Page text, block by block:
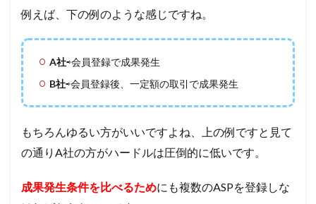
例えば、下の例のような感じですね。
A社⇨会員登録で成果発生
B社⇨会員登録後、一定額の取引で成果発生
もちろんゆるい方がいいですよね、上の例ですと見て
の通りA社の方がハードルは圧倒的に低いです。
成果発生条件を比べるためにも複数のASPを登録しな